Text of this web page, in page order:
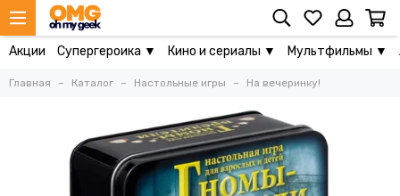
Акции Супергероика ▼ Кино и сериалы ▼ Мультфильмы ▼
Главная Каталог Настольные игры На вечеринку!